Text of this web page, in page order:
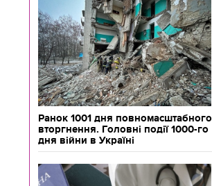
Ранок 1001 дня повномасштабного
вторгнення. Головні події 1000-го
дня війни в Україні